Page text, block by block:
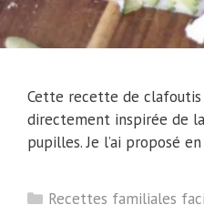
Cette recette de
directement inspirée de
pupilles. Je l’ai proposé
Catégories
Recettes familiales